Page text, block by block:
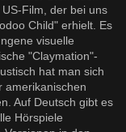
Film, der bei uns
Child" erhielt. Es
visuelle
"Claymation"-
hat man sich
amerikanischen
Auf Deutsch gibt es
Hörspiele